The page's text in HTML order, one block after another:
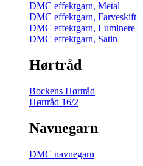
DMC effektgarn, Metal
DMC effektgarn, Farveskift
DMC effektgarn, Luminere
DMC effektgarn, Satin
Hørtråd
Bockens Hørtråd
Hørtråd 16/2
Navnegarn
DMC navnegarn